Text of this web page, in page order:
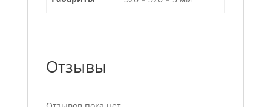
Отзывы